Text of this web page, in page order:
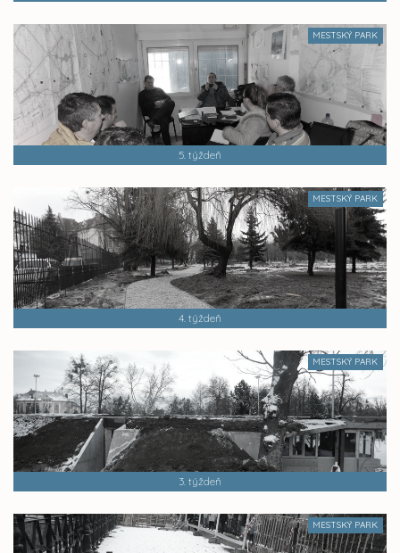
MESTSKÝ PARK
5. týždeň
MESTSKÝ PARK
4. týždeň
MESTSKÝ PARK
3. týždeň
MESTSKÝ PARK